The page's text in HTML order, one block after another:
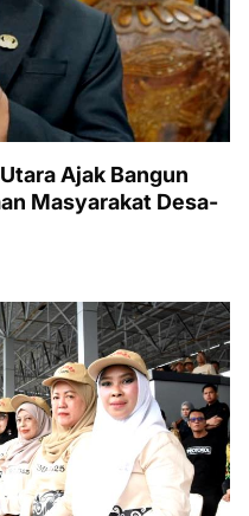
Ajak Bangun
Masyarakat Desa-